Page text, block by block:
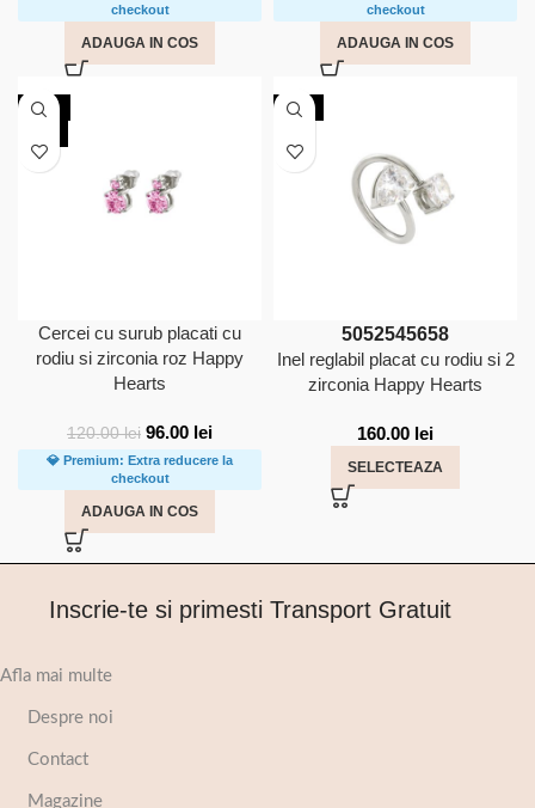
checkout
ADAUGA IN COS
checkout
ADAUGA IN COS
-20%
Cercei cu surub placati cu
rodiu si zirconia roz Happy
Hearts
120.00lei 96.00 lei
💎 Premium: Extra reducere la
checkout
ADAUGA IN COS
NOU
5052545658
Inel reglabil placat cu rodiu si 2
zirconia Happy Hearts
160.00 lei
SELECTEAZA
Inscrie-te si primesti Transport Gratuit
Afla mai multe
Despre noi
Contact
Magazine